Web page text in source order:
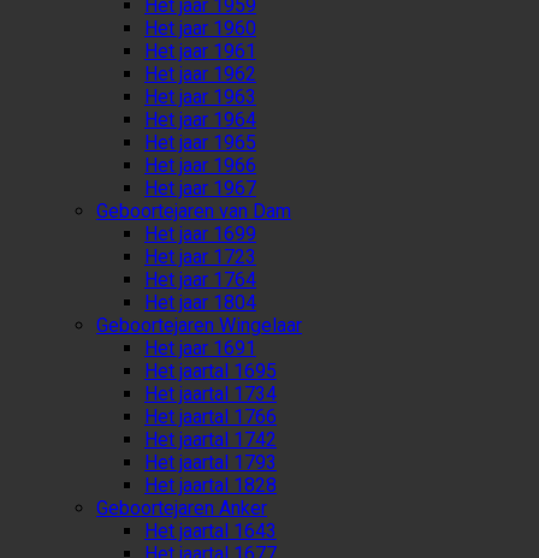
Het jaar 1959
Het jaar 1960
Het jaar 1961
Het jaar 1962
Het jaar 1963
Het jaar 1964
Het jaar 1965
Het jaar 1966
Het jaar 1967
Geboortejaren van Dam
Het jaar 1699
Het jaar 1723
Het jaar 1764
Het jaar 1804
Geboortejaren Wingelaar
Het jaar 1691
Het jaartal 1695
Het jaartal 1734
Het jaartal 1766
Het jaartal 1742
Het jaartal 1793
Het jaartal 1828
Geboortejaren Anker
Het jaartal 1643